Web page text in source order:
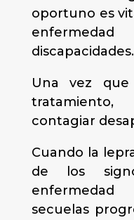
oportuno es
discapacidades.
Una vez
contagiar
Cuando la
de los
secuelas